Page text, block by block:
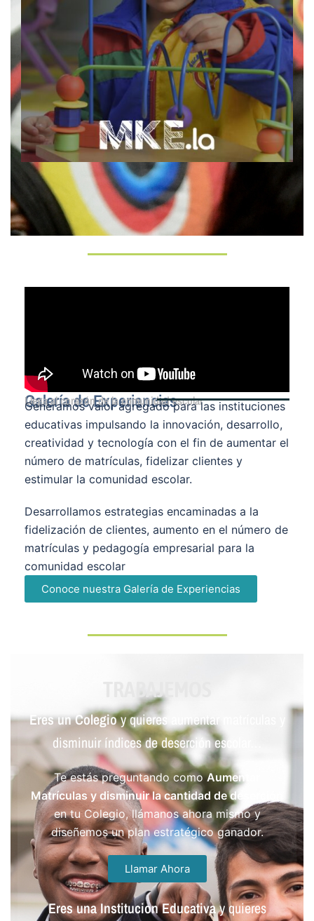
Galería de Experiencias
Llega al corazón de la comunidad escolar
Generamos valor agregado para las instituciones
educativas impulsando la innovación, desarrollo,
creatividad y tecnología con el fin de aumentar el
número de matrículas, fidelizar clientes y
estimular la comunidad escolar.
Desarrollamos estrategias encaminadas a la
fidelización de clientes, aumento en el número de
matrículas y pedagogía empresarial para la
comunidad escolar
Conoce nuestra Galería de Experiencias
TRABAJEMOS
Eres un Colegioy quieres aumentar matrículas y
disminuir índices de deserción escolar…
Te estás preguntando comoAumentar
Matrículas y disminuir la cantidad de deserción
en tu Colegio, llámanos ahora mismo y
diseñemos un plan estratégico ganador.
Llamar Ahora
Eres una Institucion Educativay quieres